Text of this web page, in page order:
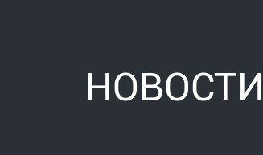
НОВОСТИ